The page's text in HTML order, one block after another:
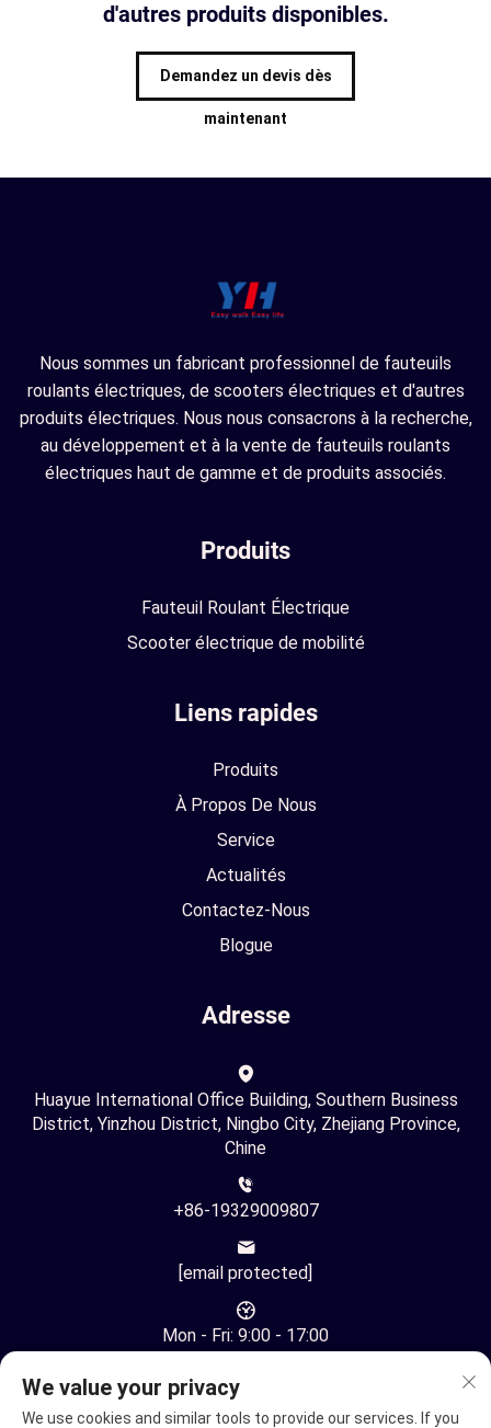
d'autres produits disponibles.
Demandez un devis dès
maintenant
Nous sommes un fabricant professionnel de fauteuils
roulants électriques, de scooters électriques et d'autres
produits électriques. Nous nous consacrons à la recherche,
au développement et à la vente de fauteuils roulants
électriques haut de gamme et de produits associés.
Produits
Fauteuil Roulant Électrique
Scooter électrique de mobilité
Liens rapides
Produits
À Propos De Nous
Service
Actualités
Contactez-Nous
Blogue
Adresse
Huayue International Office Building, Southern Business
District, Yinzhou District, Ningbo City, Zhejiang Province,
Chine
+86-19329009807
[email protected]
Mon - Fri: 9:00 - 17:00
We value your privacy
We use cookies and similar tools to provide our services. If you